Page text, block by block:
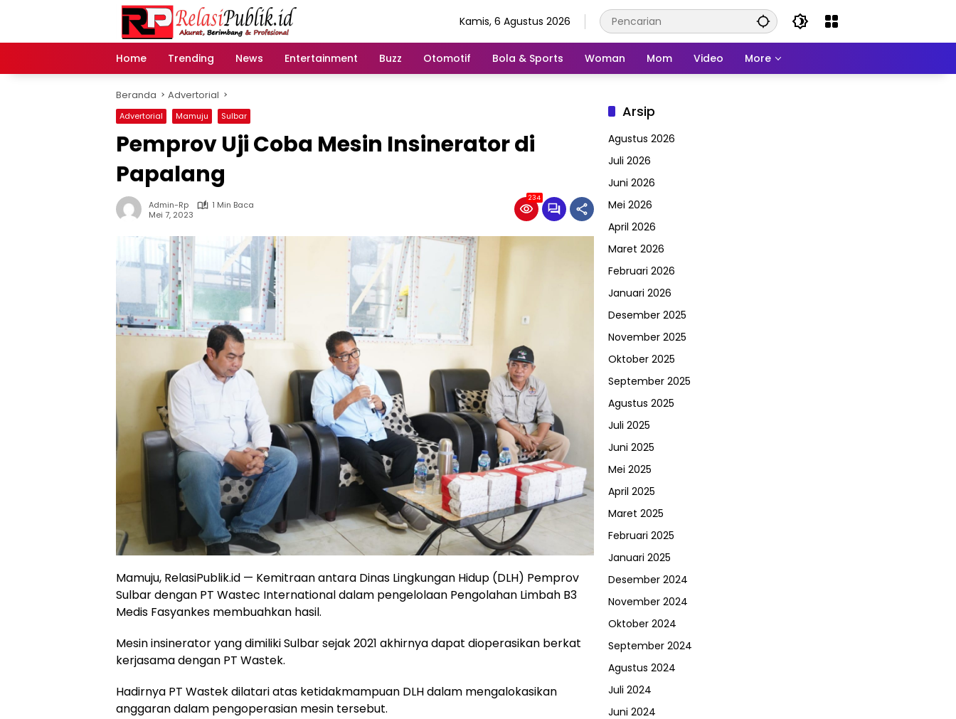
Kamis, 6 Agustus 2026
Home Trending News Entertainment Buzz Otomotif Bola & Sports Woman Mom Video More
Beranda Advertorial
Advertorial Mamuju Sulbar
Pemprov Uji Coba Mesin Insinerator di
Papalang
Admin-Rp
1 Min Baca
Mei 7, 2023
234
Mamuju, RelasiPublik.id — Kemitraan antara Dinas Lingkungan Hidup (DLH) Pemprov
Sulbar dengan PT Wastec International dalam pengelolaan Pengolahan Limbah B3
Medis Fasyankes membuahkan hasil.
Mesin insinerator yang dimiliki Sulbar sejak 2021 akhirnya dapat dioperasikan berkat
kerjasama dengan PT Wastek.
Hadirnya PT Wastek dilatari atas ketidakmampuan DLH dalam mengalokasikan
anggaran dalam pengoperasian mesin tersebut.
Arsip
Agustus 2026
Juli 2026
Juni 2026
Mei 2026
April 2026
Maret 2026
Februari 2026
Januari 2026
Desember 2025
November 2025
Oktober 2025
September 2025
Agustus 2025
Juli 2025
Juni 2025
Mei 2025
April 2025
Maret 2025
Februari 2025
Januari 2025
Desember 2024
November 2024
Oktober 2024
September 2024
Agustus 2024
Juli 2024
Juni 2024